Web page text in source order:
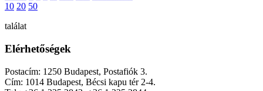
10 20 50
találat
Elérhetőségek
Postacím: 1250 Budapest, Postafiók 3.
Cím: 1014 Budapest, Bécsi kapu tér 2-4.